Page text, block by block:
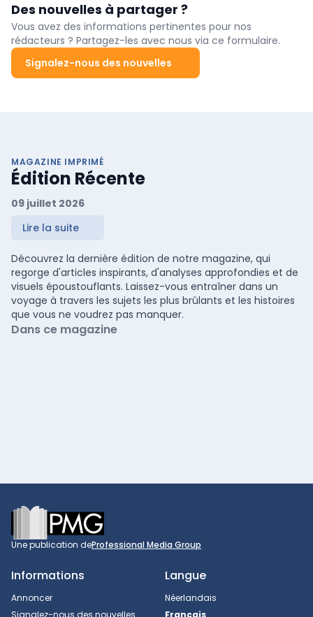
Des nouvelles à partager ?
Vous avez des informations pertinentes pour nos
rédacteurs ? Partagez-les avec nous via ce formulaire.
Signalez-nous des nouvelles
MAGAZINE IMPRIMÉ
Édition Récente
09 juillet 2026
Lire la suite
Découvrez la dernière édition de notre magazine, qui
regorge d'articles inspirants, d'analyses approfondies et de
visuels époustouflants. Laissez-vous entraîner dans un
voyage à travers les sujets les plus brûlants et les histoires
que vous ne voudrez pas manquer.
Dans ce magazine
Footer
Une publication deProfessional Media Group
Informations
Annoncer
Langue
Néerlandais